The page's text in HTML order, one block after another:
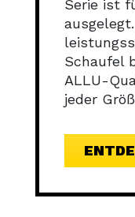
Serie ist
Schaufel
ALLU-
jeder